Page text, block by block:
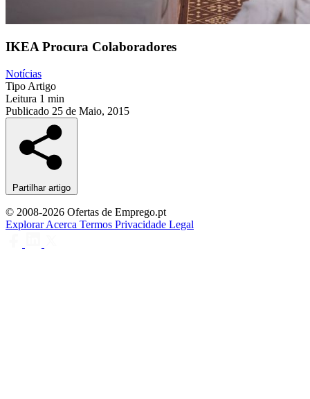
IKEA Procura Colaboradores
Notícias
Tipo Artigo
Leitura 1 min
Publicado 25 de Maio, 2015
Partilhar artigo
© 2008-2026 Ofertas de Emprego.pt
ExplorarAcerca Termos Privacidade Legal